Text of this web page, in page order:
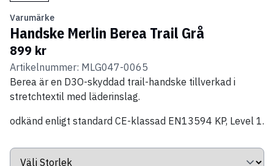
Varumärke
Handske Merlin Berea Trail Grå
899 kr
Artikelnummer: MLG047-0065
Berea är en D3O-skyddad trail-handske tillverkad i
stretchtextil med läderinslag.
odkänd enligt standard CE-klassad EN13594 KP, Level 1.